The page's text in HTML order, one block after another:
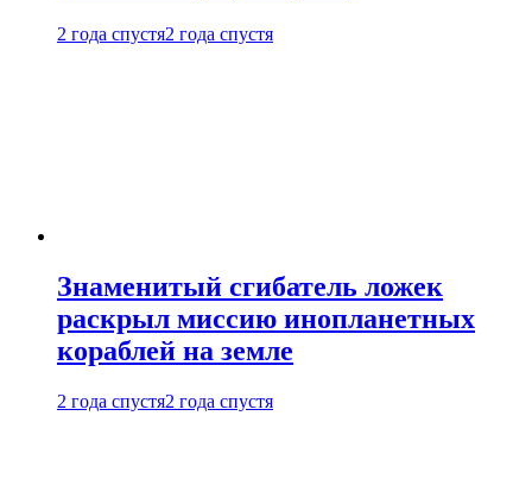
2 года спустя2 года спустя
Знаменитый сгибатель ложек
раскрыл миссию инопланетных
кораблей на земле
2 года спустя2 года спустя